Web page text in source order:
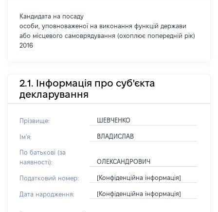
Кандидата на посаду
особи, уповноваженої на виконання функцій держави
або місцевого самоврядування (охоплює попередній рік)
2016
2.1. Інформація про суб'єкта
декларування
Прізвище: ШЕВЧЕНКО
Ім'я: ВЛАДИСЛАВ
По батькові (за
наявності):
ОЛЕКСАНДРОВИЧ
Податковий номер: [Конфіденційна інформація]
Дата народження: [Конфіденційна інформація]